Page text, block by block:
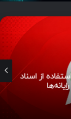
از اسناد